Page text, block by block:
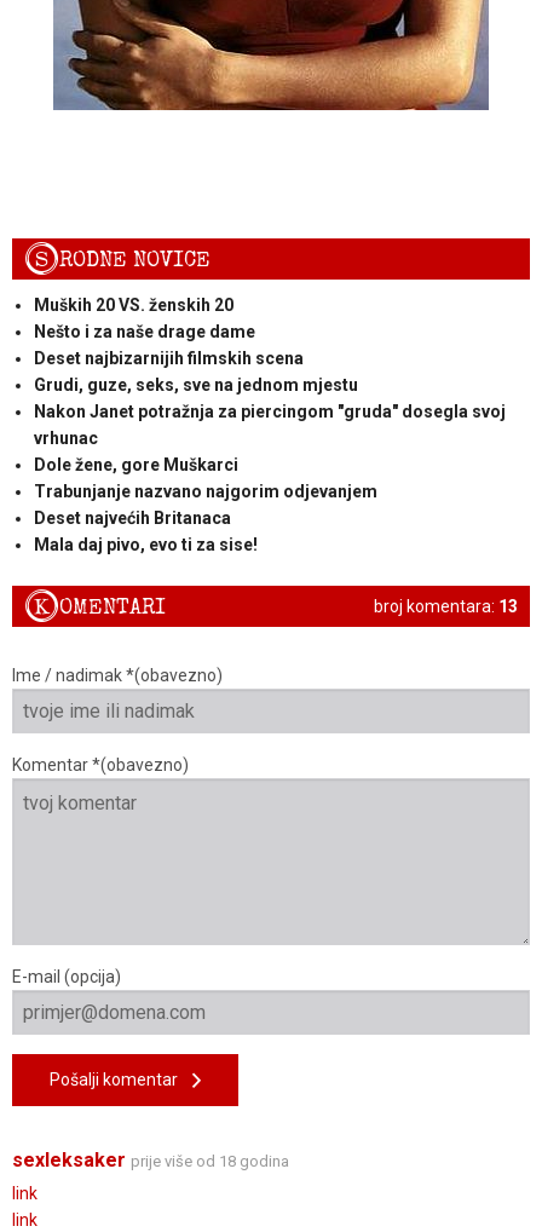
SRODNE NOVICE
Muških 20 VS. ženskih 20
Nešto i za naše drage dame
Deset najbizarnijih filmskih scena
Grudi, guze, seks, sve na jednom mjestu
Nakon Janet potražnja za piercingom "gruda" dosegla svoj
vrhunac
Dole žene, gore Muškarci
Trabunjanje nazvano najgorim odjevanjem
Deset najvećih Britanaca
Mala daj pivo, evo ti za sise!
broj komentara: 13
KOMENTARI
Ime / nadimak *(obavezno)
Komentar *(obavezno)
E-mail (opcija)
Pošalji komentar
sexleksaker prije više od 18 godina
link
link